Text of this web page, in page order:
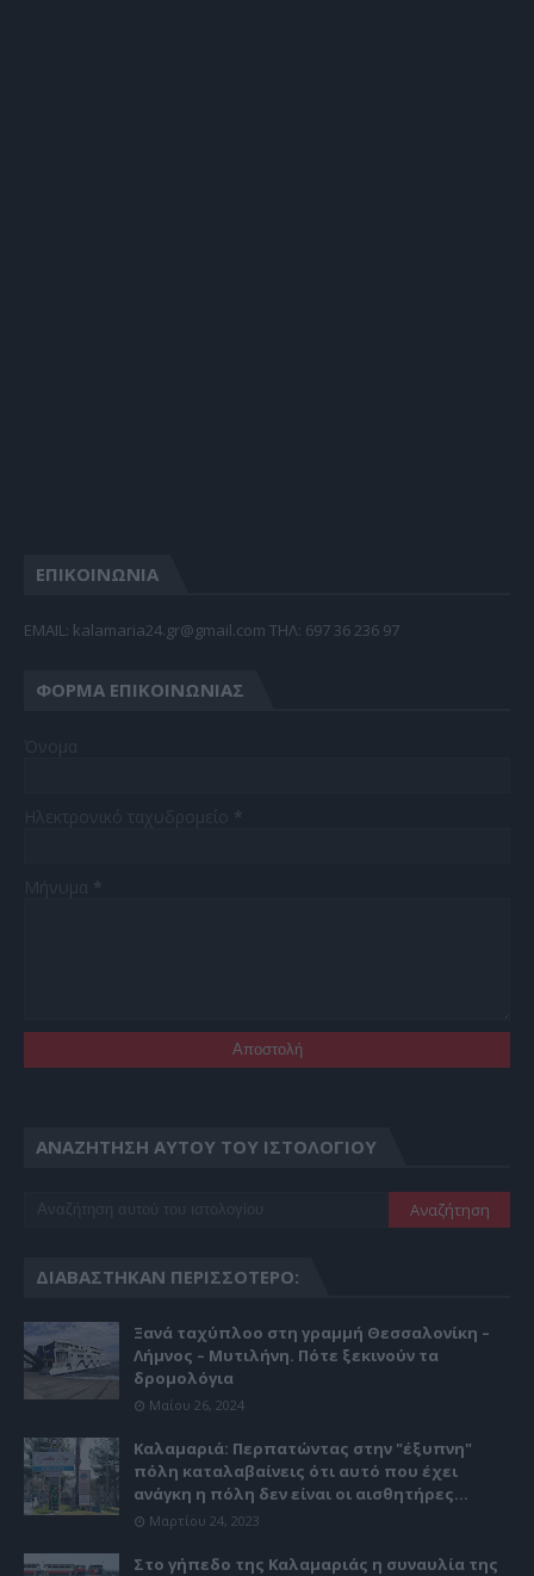
ΕΠΙΚΟΙΝΩΝΙΑ
EMAIL: kalamaria24.gr@gmail.com TΗΛ: 697 36 236 97
ΦΌΡΜΑ ΕΠΙΚΟΙΝΩΝΊΑΣ
ΑΝΑΖΉΤΗΣΗ ΑΥΤΟΎ ΤΟΥ ΙΣΤΟΛΟΓΊΟΥ
ΔΙΑΒΆΣΤΗΚΑΝ ΠΕΡΙΣΣΌΤΕΡΟ:
Ξανά ταχύπλοο στη γραμμή Θεσσαλονίκη –
Λήμνος – Μυτιλήνη. Πότε ξεκινούν τα
δρομολόγια
Μαΐου 26, 2024
Καλαμαριά: Περπατώντας στην "έξυπνη"
πόλη καταλαβαίνεις ότι αυτό που έχει
ανάγκη η πόλη δεν είναι οι αισθητήρες...
Μαρτίου 24, 2023
Στο γήπεδο της Καλαμαριάς η συναυλία της